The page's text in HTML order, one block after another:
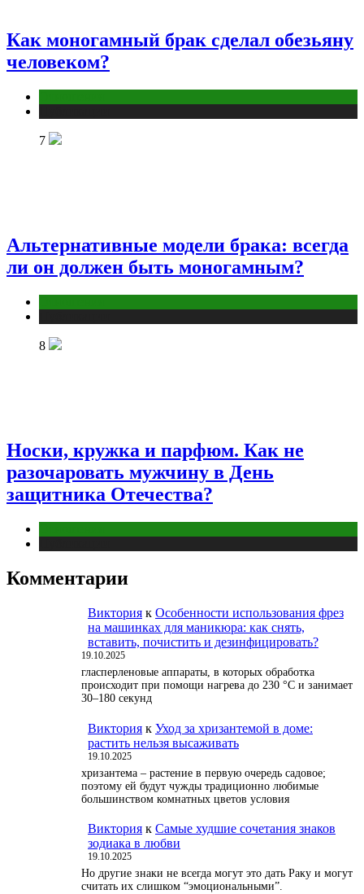
Как моногамный брак сделал обезьяну
человеком?
7
Альтернативные модели брака: всегда
ли он должен быть моногамным?
8
Носки, кружка и парфюм. Как не
разочаровать мужчину в День
защитника Отечества?
Комментарии
Виктория к Особенности использования фрез
на машинках для маникюра: как снять,
вставить, почистить и дезинфицировать?
19.10.2025
гласперленовые аппараты, в которых обработка
происходит при помощи нагрева до 230 °С и занимает
30–180 секунд
Виктория к Уход за хризантемой в доме:
растить нельзя высаживать
19.10.2025
хризантема – растение в первую очередь садовое;
поэтому ей будут чужды традиционно любимые
большинством комнатных цветов условия
Виктория к Самые худшие сочетания знаков
зодиака в любви
19.10.2025
Но другие знаки не всегда могут это дать Раку и могут
считать их слишком “эмоциональными”.